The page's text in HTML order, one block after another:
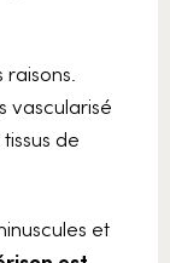
vascularisé
de
et